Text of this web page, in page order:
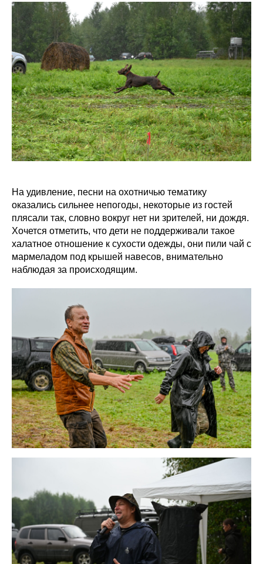
На удивление, песни на охотничью тематику
оказались сильнее непогоды, некоторые из гостей
плясали так, словно вокруг нет ни зрителей, ни дождя.
Хочется отметить, что дети не поддерживали такое
халатное отношение к сухости одежды, они пили чай с
мармеладом под крышей навесов, внимательно
наблюдая за происходящим.